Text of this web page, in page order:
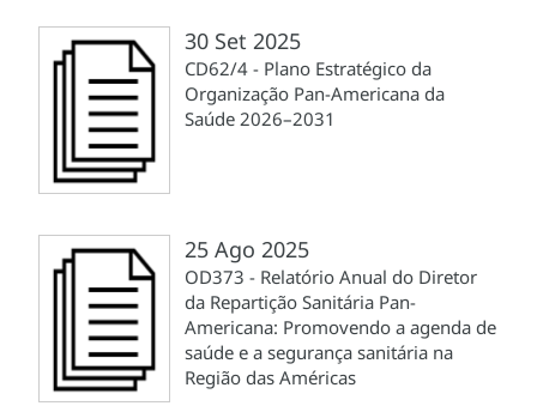
30 Set 2025
CD62/4 - Plano Estratégico da
Organização Pan-Americana da
Saúde 2026–2031
25 Ago 2025
OD373 - Relatório Anual do Diretor
da Repartição Sanitária Pan-
Americana: Promovendo a agenda de
saúde e a segurança sanitária na
Região das Américas